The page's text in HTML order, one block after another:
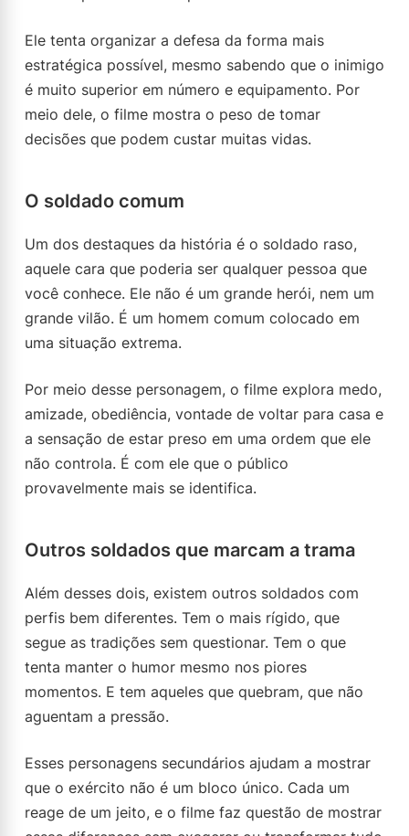
Ele tenta organizar a defesa da forma mais
estratégica possível, mesmo sabendo que o inimigo
é muito superior em número e equipamento. Por
meio dele, o filme mostra o peso de tomar
decisões que podem custar muitas vidas.
O soldado comum
Um dos destaques da história é o soldado raso,
aquele cara que poderia ser qualquer pessoa que
você conhece. Ele não é um grande herói, nem um
grande vilão. É um homem comum colocado em
uma situação extrema.
Por meio desse personagem, o filme explora medo,
amizade, obediência, vontade de voltar para casa e
a sensação de estar preso em uma ordem que ele
não controla. É com ele que o público
provavelmente mais se identifica.
Outros soldados que marcam a trama
Além desses dois, existem outros soldados com
perfis bem diferentes. Tem o mais rígido, que
segue as tradições sem questionar. Tem o que
tenta manter o humor mesmo nos piores
momentos. E tem aqueles que quebram, que não
aguentam a pressão.
Esses personagens secundários ajudam a mostrar
que o exército não é um bloco único. Cada um
reage de um jeito, e o filme faz questão de mostrar